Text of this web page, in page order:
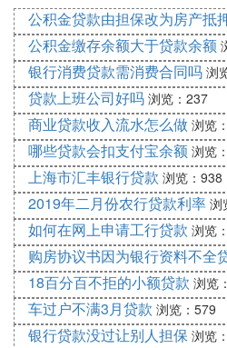
2. 贷款买房子户主写父
肯定还有其他内情
你不说出来，可能会有其他结
就你的问题来说，当然是可以
字，就是你父母的房子，以后
3. 房产证是爸妈的,房
算谁的,还能不能分另外
房产证上写的你父母的名字
了，法律上肯定是这么规定
还，你就应该把缴费的凭证
你也有一份。至于其他人是
我是这么理解的。
公积金贷款由担保改为房产抵
公积金缴存余额大于贷款余额
银行消费贷款需消费合同吗 浏
贷款上班公司好吗 浏览：237
商业贷款收入流水怎么做 浏览
哪些贷款会扣支付宝余额 浏览
上海市汇丰银行贷款 浏览：938
2019年二月份农行贷款利率 浏
如何在网上申请工行贷款 浏览
购房协议书因为银行资料不全
18百分百不拒的小额贷款 浏览
车过户不满3月贷款 浏览：579
银行贷款没过让别人担保 浏览